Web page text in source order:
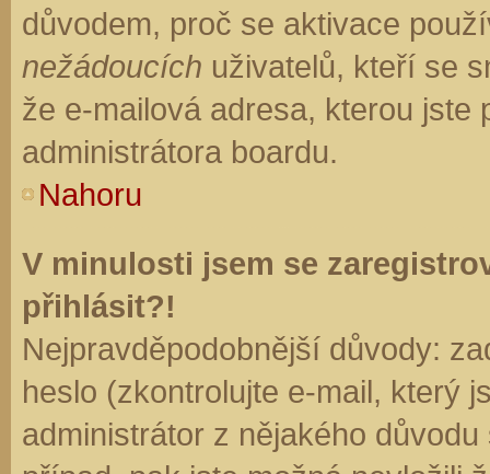
důvodem, proč se aktivace
nežádoucích uživatelů, kteří se
že e-mailová adresa, kterou jste
administrátora boardu.
Nahoru
V minulosti jsem se
přihlásit?!
Nejpravděpodobnější důvody:
heslo (zkontrolujte e-mail, který
administrátor z nějakého